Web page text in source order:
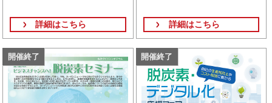
詳細はこちら 詳細はこちら
開催終了 開催終了